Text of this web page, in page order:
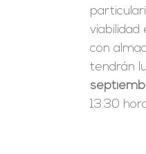
viabilidad
con
tendrán
13:30